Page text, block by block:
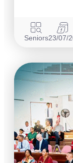
Seniors23/07/